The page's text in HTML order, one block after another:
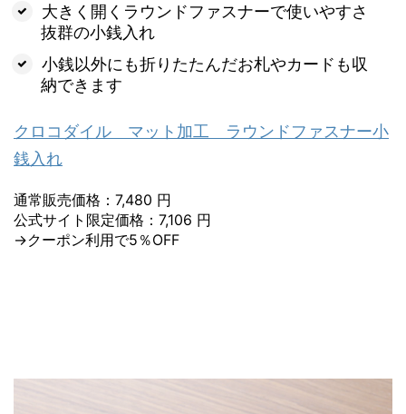
大きく開くラウンドファスナーで使いやすさ
抜群の小銭入れ
小銭以外にも折りたたんだお札やカードも収
納できます
クロコダイル マット加工 ラウンドファスナー小
銭入れ
通常販売価格：7,480 円
公式サイト限定価格：7,106 円
→クーポン利用で5％OFF